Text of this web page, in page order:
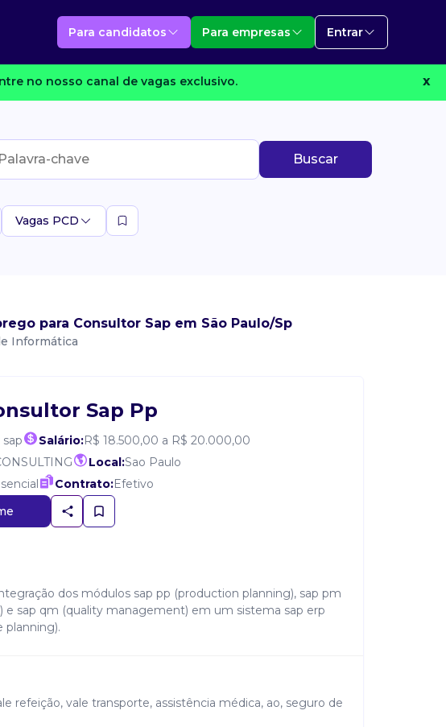
Para candidatos Para empresas Entrar
no nosso canal de vagas exclusivo. X
Buscar
Vagas PCD
para Consultor Sap em São Paulo/Sp
Informática
Sap Pp
Salário:R$ 18.500,00 a R$ 20.000,00
Local:Sao Paulo
Contrato:Efetivo
dos módulos sap pp (production planning), sap pm
e sap qm (quality management) em um sistema sap erp
planning).
refeição, vale transporte, assistência médica, ao, seguro de